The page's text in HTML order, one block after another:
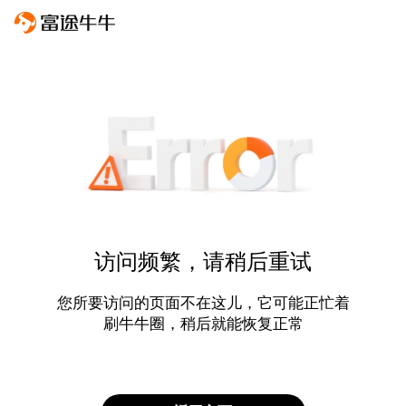
访问频繁，请稍后重试
您所要访问的页面不在这儿，它可能正忙着
刷牛牛圈，稍后就能恢复正常